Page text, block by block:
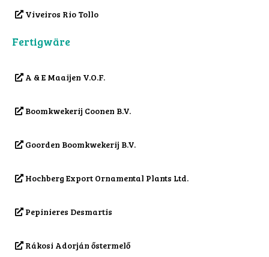
Viveiros Rio Tollo
Fertigwäre
A & E Maaijen V.O.F.
Boomkwekerij Coonen B.V.
Goorden Boomkwekerij B.V.
Hochberg Export Ornamental Plants Ltd.
Pepinieres Desmartis
Rákosi Adorján őstermelő